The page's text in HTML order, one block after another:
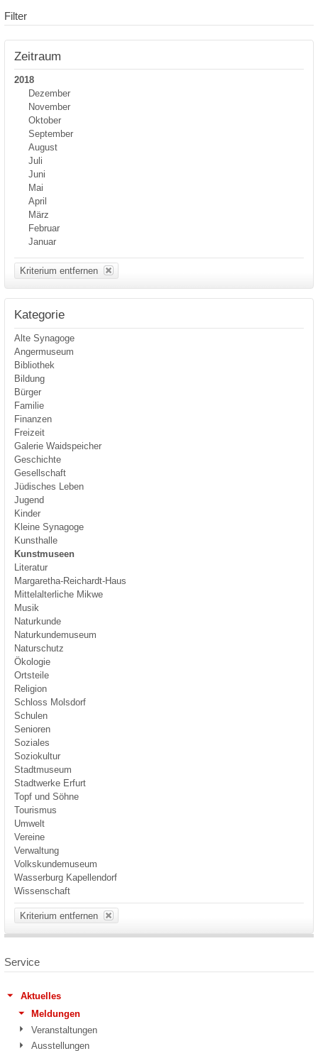
Filter
Zeitraum
2018
Dezember
November
Oktober
September
August
Juli
Juni
Mai
April
März
Februar
Januar
Kriterium entfernen
Kategorie
Alte Synagoge
Angermuseum
Bibliothek
Bildung
Bürger
Familie
Finanzen
Freizeit
Galerie Waidspeicher
Geschichte
Gesellschaft
Jüdisches Leben
Jugend
Kinder
Kleine Synagoge
Kunsthalle
Kunstmuseen
Literatur
Margaretha-Reichardt-Haus
Mittelalterliche Mikwe
Musik
Naturkunde
Naturkundemuseum
Naturschutz
Ökologie
Ortsteile
Religion
Schloss Molsdorf
Schulen
Senioren
Soziales
Soziokultur
Stadtmuseum
Stadtwerke Erfurt
Topf und Söhne
Tourismus
Umwelt
Vereine
Verwaltung
Volkskundemuseum
Wasserburg Kapellendorf
Wissenschaft
Kriterium entfernen
Service
Aktuelles
Meldungen
Veranstaltungen
Ausstellungen